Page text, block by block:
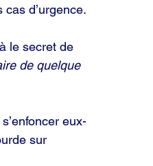
d’urgence.
le secret de
de quelque
eux-
sur